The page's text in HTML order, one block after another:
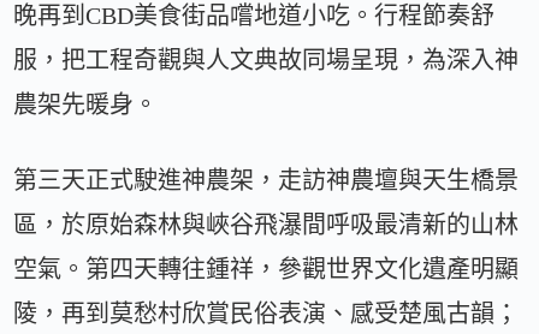
晚再到CBD美食街品嚐地道小吃。行程節奏舒
服，把工程奇觀與人文典故同場呈現，為深入神
農架先暖身。
第三天正式駛進神農架，走訪神農壇與天生橋景
區，於原始森林與峽谷飛瀑間呼吸最清新的山林
空氣。第四天轉往鍾祥，參觀世界文化遺產明顯
陵，再到莫愁村欣賞民俗表演、感受楚風古韻；